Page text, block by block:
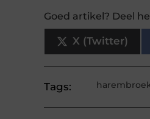
Goed artikel? Deel
X (Twitter)
Tags: